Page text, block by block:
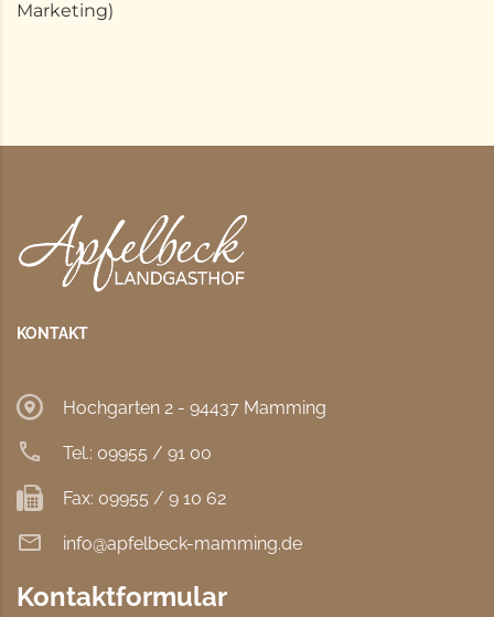
KONTAKT
Hochgarten 2 - 94437 Mamming
Tel.: 09955 / 91 00
Fax: 09955 / 9 10 62
info@apfelbeck-mamming.de
Kontaktformular